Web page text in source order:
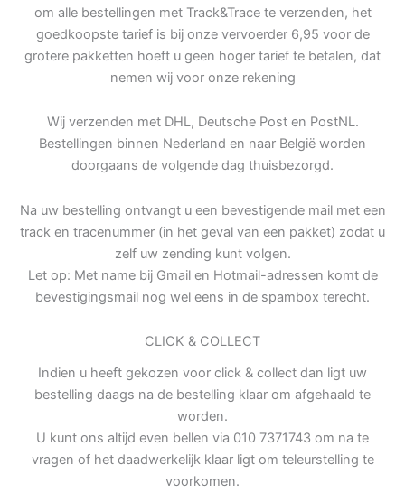
om alle bestellingen met Track&Trace te verzenden, het
goedkoopste tarief is bij onze vervoerder 6,95 voor de
grotere pakketten hoeft u geen hoger tarief te betalen, dat
nemen wij voor onze rekening
Wij verzenden met DHL, Deutsche Post en PostNL.
Bestellingen binnen Nederland en naar België worden
doorgaans de volgende dag thuisbezorgd.
Na uw bestelling ontvangt u een bevestigende mail met een
track en tracenummer (in het geval van een pakket) zodat u
zelf uw zending kunt volgen.
Let op: Met name bij Gmail en Hotmail-adressen komt de
bevestigingsmail nog wel eens in de spambox terecht.
CLICK & COLLECT
Indien u heeft gekozen voor click & collect dan ligt uw
bestelling daags na de bestelling klaar om afgehaald te
worden.
U kunt ons altijd even bellen via 010 7371743 om na te
vragen of het daadwerkelijk klaar ligt om teleurstelling te
voorkomen.